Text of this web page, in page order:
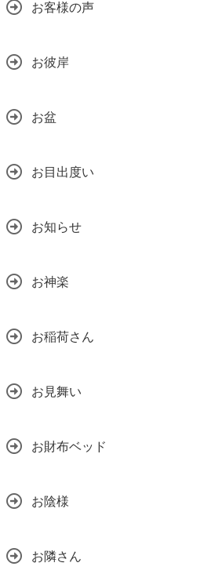
お客様の声
お彼岸
お盆
お目出度い
お知らせ
お神楽
お稲荷さん
お見舞い
お財布ベッド
お陰様
お隣さん